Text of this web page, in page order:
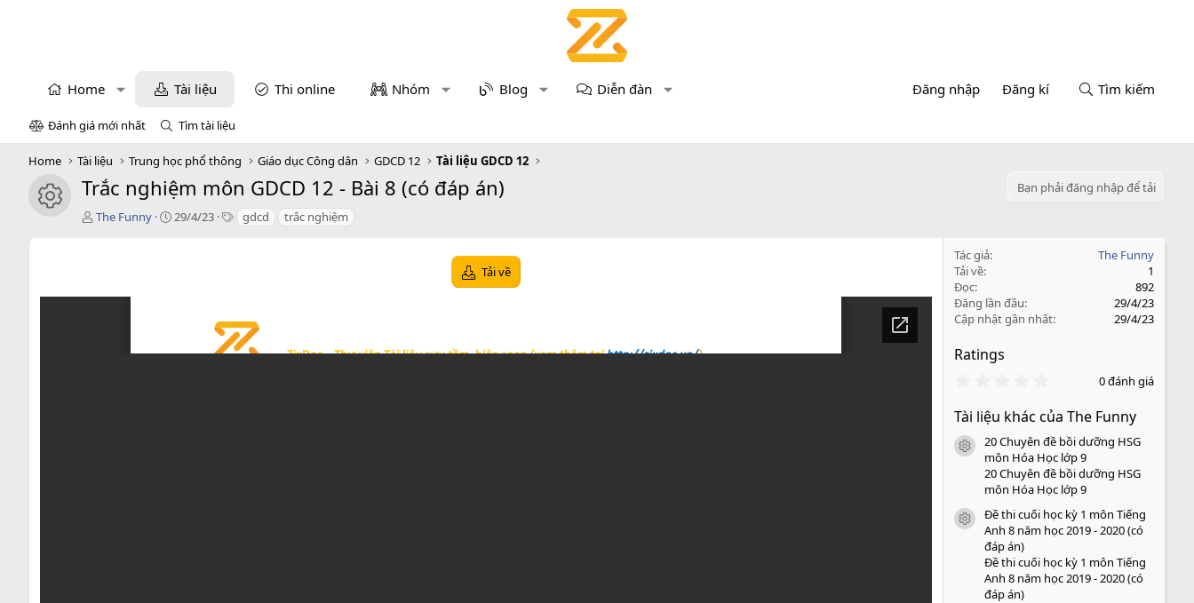
Home Tài liệu Thi online Nhóm Blog Diễn đàn Đăng nhập Đăng kí Tìm kiếm
Đánh giá mới nhất Tìm tài liệu
Home Tài liệu Trung học phổ thông Giáo dục Công dân GDCD 12 Tài liệu GDCD 12
icon tài liệu
Trắc nghiệm môn GDCD 12 - Bài 8 (có đáp án)
Bạn phải đăng nhập để tải
T
ả
The Funny
C
29/4/23
T gdcd trắc nghiệm
Tải về
Tác giả
The Funny
Tải về
1
Đọc
892
Đăng lần đầu
29/4/23
Cập nhật gần nhất
29/4/23
Ratings
0
0
s
a
o
0 đánh giá
Tài liệu khác của The Funny
icon tài liệu
20 Chuyên đề bồi dưỡng HSG
môn Hóa Học lớp 9
20 Chuyên đề bồi dưỡng HSG
môn Hóa Học lớp 9
icon tài liệu
Đề thi cuối học kỳ 1 môn Tiếng
Anh 8 năm học 2019 - 2020 (có
đáp án)
Đề thi cuối học kỳ 1 môn Tiếng
Anh 8 năm học 2019 - 2020 (có
đáp án)